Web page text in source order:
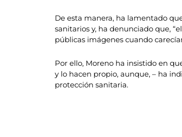
De esta manera, ha lamentado
sanitarios y, ha denunciado que,
públicas imágenes cuando
Por ello, Moreno ha insistido en
y lo hacen propio, aunque, – ha
protección sanitaria.